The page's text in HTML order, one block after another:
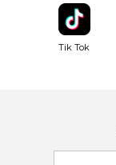
Tik Tok